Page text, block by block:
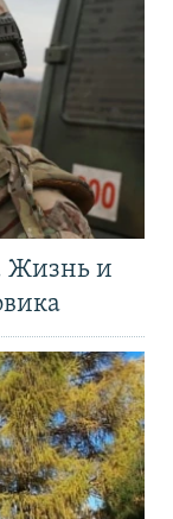
Жизнь и